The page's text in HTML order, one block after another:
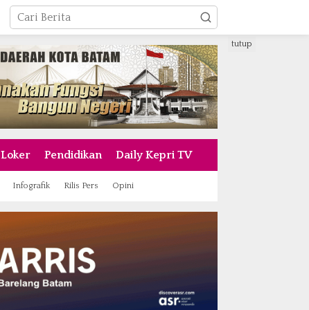
Loker Pendidikan Daily Kepri TV
Infografik Rilis Pers Opini
tutup